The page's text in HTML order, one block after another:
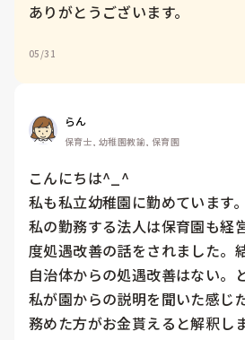
ありがとうございます。
05/31
らん
保育士, 幼稚園教諭, 保育園
こんにちは^_^
私も私立幼稚園に勤めています。
私の勤務する法人は保育園も経
度処遇改善の話をされました。
自治体からの処遇改善はない。
私が園からの説明を聞いた感じ
務めた方がお金貰えると解釈し